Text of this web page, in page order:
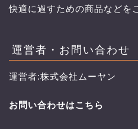
快適に過すための商品などを
運営者・お問い合わせ
運営者:株式会社ムーヤン
お問い合わせはこちら